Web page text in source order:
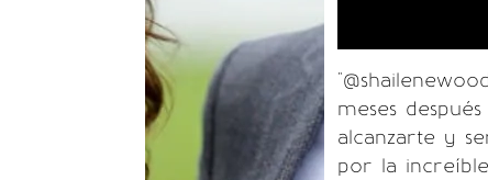
meses
alcanzarte y
por la